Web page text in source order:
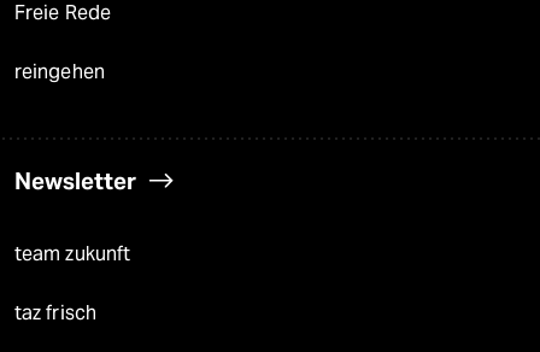
Freie Rede
reingehen
Newsletter
team zukunft
taz frisch